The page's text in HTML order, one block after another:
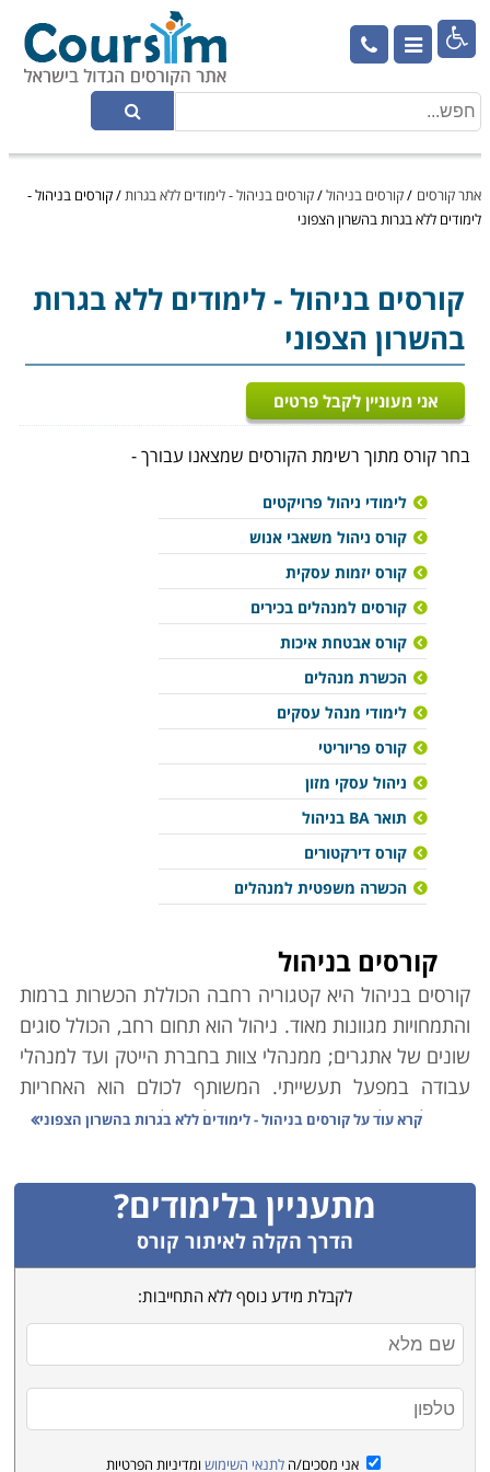

אתר קורסים /קורסים בניהול/קורסים בניהול - לימודים ללא בגרות/קורסים בניהול -
לימודים ללא בגרות בהשרון הצפוני
קורסים בניהול- לימודים ללא בגרות
בהשרון הצפוני
אני מעוניין לקבל פרטים
בחר קורס מתוך רשימת הקורסים שמצאנו עבורך -
לימודי ניהול פרויקטים
קורס ניהול משאבי אנוש
קורס יזמות עסקית
קורסים למנהלים בכירים
קורס אבטחת איכות
הכשרת מנהלים
לימודי מנהל עסקים
קורס פריוריטי
ניהול עסקי מזון
תואר BA בניהול
קורס דירקטורים
הכשרה משפטית למנהלים
קורסים בניהול
קורסים בניהול היא קטגוריה רחבה הכוללת הכשרות ברמות
והתמחויות מגוונות מאוד. ניהול הוא תחום רחב, הכולל סוגים
שונים של אתגרים; ממנהלי צוות בחברת הייטק ועד למנהלי
עבודה במפעל תעשייתי. המשותף לכולם הוא האחריות
המוטלת על כתפיהם - שאותו תהליך עליו הם אחראים יצא
כיום ברור כבר כי מנהל איננו רק מי שבקי ביסודות
המקצועיים הנדרשים בענף בו הוא עוסק. כמובן שדבר זה
נדרש ממנו (כמו גם בקיאות ביסודות כלכליים ופיננסיים
שונים), אך גם איש מקצוע מומחה לא בהכרח יהיה מנהל
מוצלח. מאיש מקצוע זה נדרש לדעת כיצד להוביל את
הארגון בו הוא פועל, איך לרתום את כל הגורמים המשמשים
בו לחיזוק הפעילות, להירתמות למטרה, ולרצות להשקיע את
כל יכולותיהם, כשרונם ומרצם כדי לסייע בשאיפה זו. כמו כן,
ישנם יסודות ניהוליים שונים אשר נדרשים בענפים ספציפיים
קרא עוד עלקורסים בניהול - לימודים ללא בגרות בהשרון הצפוני
מתעניין בלימודים?
הדרך הקלה לאיתור קורס
לקבלת מידע נוסף ללא התחייבות:
אני מסכים/ה לתנאי השימוש ומדיניות הפרטיות